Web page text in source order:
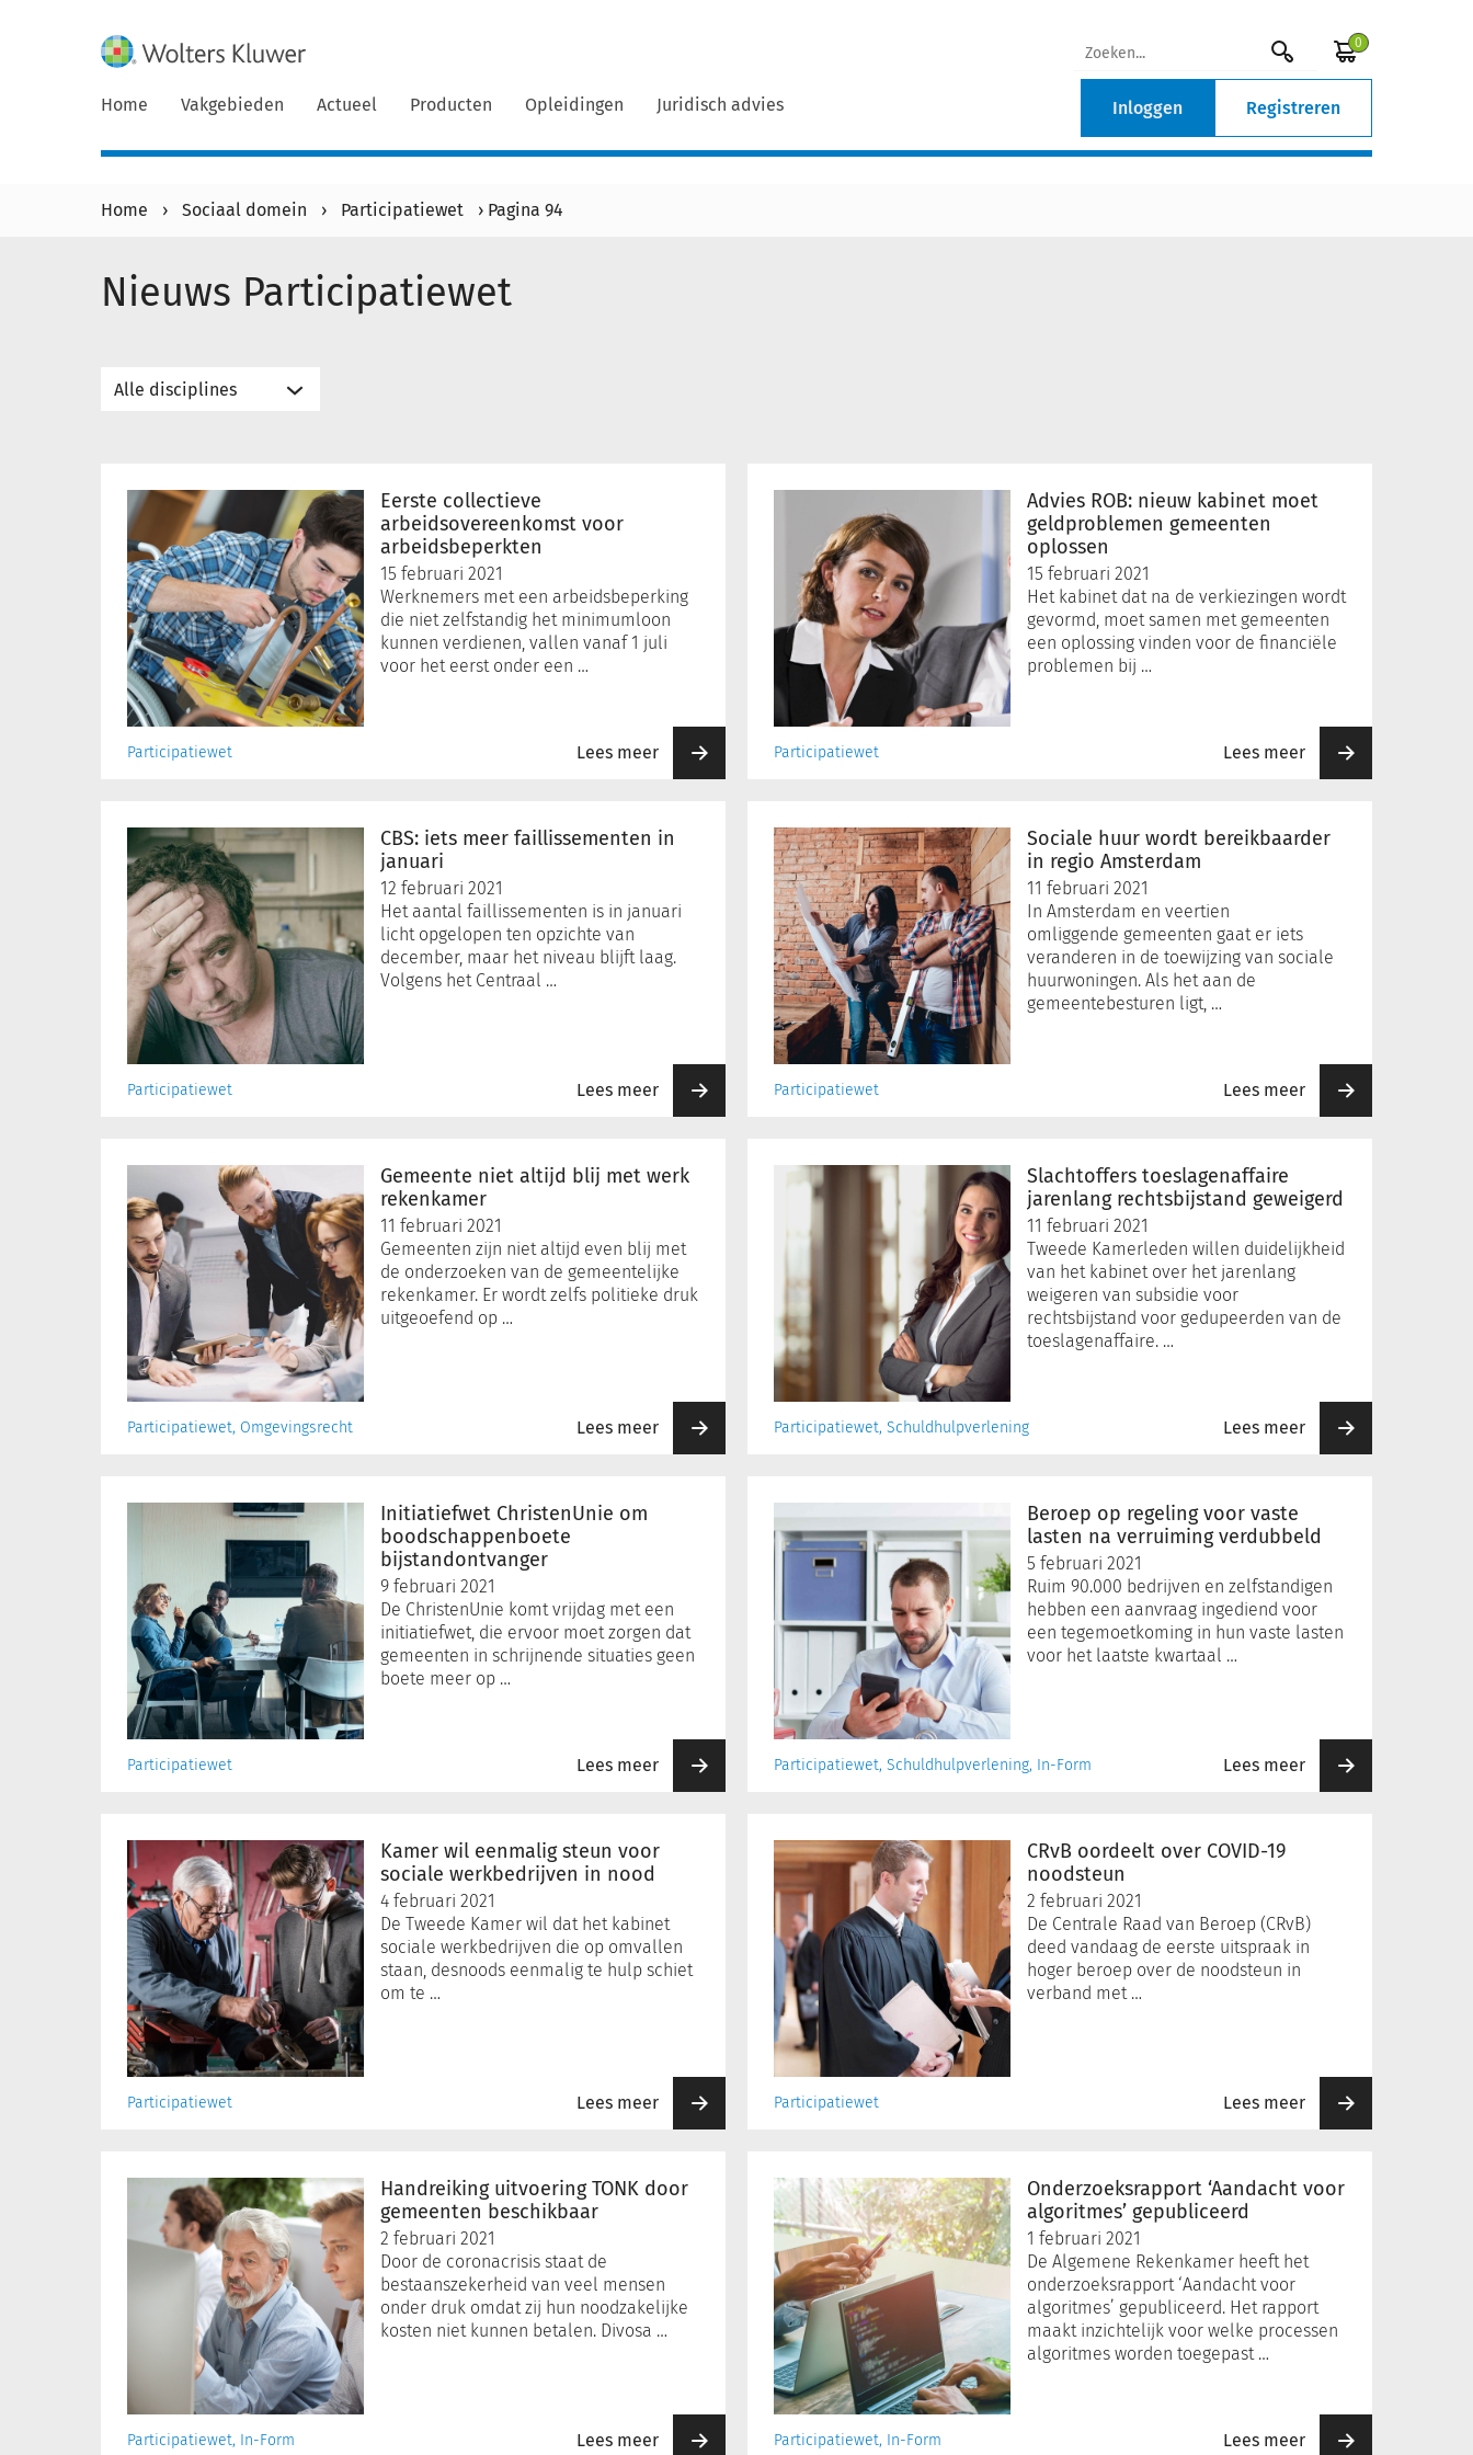
0
Home Vakgebieden Actueel Producten Opleidingen Juridisch advies Inloggen Registreren
Home › Sociaal domein › Participatiewet › Pagina 94
Nieuws Participatiewet
Eerste collectieve
arbeidsovereenkomst voor
arbeidsbeperkten
15 februari 2021
Werknemers met een arbeidsbeperking
die niet zelfstandig het minimumloon
kunnen verdienen, vallen vanaf 1 juli
voor het eerst onder een …
Participatiewet Lees meer
collectieve
arbeidsovereenkomst
voor
arbeidsbeperkten
Advies ROB: nieuw kabinet moet
geldproblemen gemeenten
oplossen
15 februari 2021
Het kabinet dat na de verkiezingen wordt
gevormd, moet samen met gemeenten
een oplossing vinden voor de financiële
problemen bij …
Participatiewet Lees meer
geldproblemen
gemeenten
oplossen
CBS: iets meer faillissementen in
januari
12 februari 2021
Het aantal faillissementen is in januari
licht opgelopen ten opzichte van
december, maar het niveau blijft laag.
Volgens het Centraal …
Participatiewet Lees meer
meer
faillissementen
januari
Sociale huur wordt bereikbaarder
in regio Amsterdam
11 februari 2021
In Amsterdam en veertien
omliggende gemeenten gaat er iets
veranderen in de toewijzing van sociale
huurwoningen. Als het aan de
gemeentebesturen ligt, …
Participatiewet Lees meer
huur
wordt
bereikbaarder
regio
Amsterdam
Gemeente niet altijd blij met werk
rekenkamer
11 februari 2021
Gemeenten zijn niet altijd even blij met
de onderzoeken van de gemeentelijke
rekenkamer. Er wordt zelfs politieke druk
uitgeoefend op …
Participatiewet, Omgevingsrecht Lees meer
altijd
blij
met
werk
rekenkamer
Slachtoffers toeslagenaffaire
jarenlang rechtsbijstand geweigerd
11 februari 2021
Tweede Kamerleden willen duidelijkheid
van het kabinet over het jarenlang
weigeren van subsidie voor
rechtsbijstand voor gedupeerden van de
toeslagenaffaire. …
Participatiewet, Schuldhulpverlening Lees meer
toeslagenaffaire
jarenlang
geweigerd
Initiatiefwet ChristenUnie om
boodschappenboete
bijstandontvanger
9 februari 2021
De ChristenUnie komt vrijdag met een
initiatiefwet, die ervoor moet zorgen dat
gemeenten in schrijnende situaties geen
boete meer op …
Participatiewet Lees meer
boodschappenboete
bijstandontvanger
Beroep op regeling voor vaste
lasten na verruiming verdubbeld
5 februari 2021
Ruim 90.000 bedrijven en zelfstandigen
hebben een aanvraag ingediend voor
een tegemoetkoming in hun vaste lasten
voor het laatste kwartaal …
Participatiewet, Schuldhulpverlening, In-Form Lees meer
regeling
voor
verdubbeld
Kamer wil eenmalig steun voor
sociale werkbedrijven in nood
4 februari 2021
De Tweede Kamer wil dat het kabinet
sociale werkbedrijven die op omvallen
staan, desnoods eenmalig te hulp schiet
om te …
Participatiewet Lees meer
eenmalig
steun
voor
sociale
werkbedrijven
nood
CRvB oordeelt over COVID-19
noodsteun
2 februari 2021
De Centrale Raad van Beroep (CRvB)
deed vandaag de eerste uitspraak in
hoger beroep over de noodsteun in
verband met …
Participatiewet Lees meer
oordeelt
over
COVID-
noodsteun
Handreiking uitvoering TONK door
gemeenten beschikbaar
2 februari 2021
Door de coronacrisis staat de
bestaanszekerheid van veel mensen
onder druk omdat zij hun noodzakelijke
kosten niet kunnen betalen. Divosa …
Participatiewet, In-Form Lees meer
uitvoering
door
gemeenten
beschikbaar
Onderzoeksrapport ‘Aandacht voor
algoritmes’ gepubliceerd
1 februari 2021
De Algemene Rekenkamer heeft het
onderzoeksrapport ‘Aandacht voor
algoritmes’ gepubliceerd. Het rapport
maakt inzichtelijk voor welke processen
algoritmes worden toegepast …
Participatiewet, In-Form Lees meer
‘Aandacht
voor
algoritmes’
gepubliceerd